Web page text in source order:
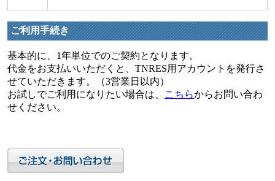
ご利用手続き
基本的に、1年単位でのご契約となります。
代金をお支払いいただくと、TNRES用アカウントを発行さ
せていただきます。（3営業日以内）
お試しでご利用になりたい場合は、
こちらからお問い合わ
せください。